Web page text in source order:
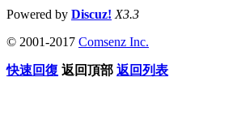
Powered by Discuz! X3.3
© 2001-2017 Comsenz Inc.
快速回復 返回頂部 返回列表